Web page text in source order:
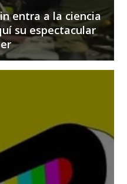
entra a la ciencia
su espectacular